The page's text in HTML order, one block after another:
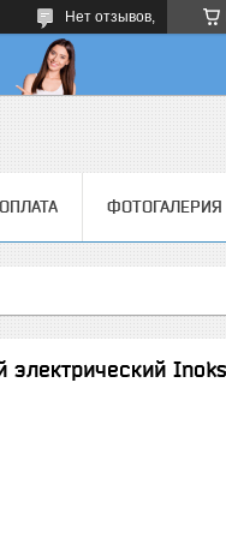
Нет отзывов,
ФОТОГАЛЕРИЯ